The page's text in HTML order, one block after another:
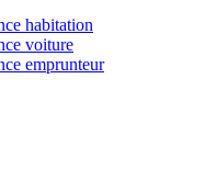
habitation
voiture
emprunteur